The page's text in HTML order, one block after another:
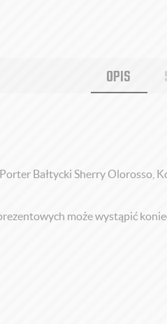
OPIS
Bałtycki Sherry Olorosso,
może wystąpić